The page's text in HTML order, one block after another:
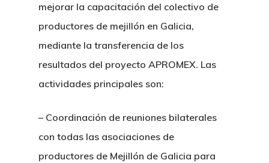
mejorar la capacitación del colectivo de
productores de mejillón en Galicia,
mediante la transferencia de los
resultados del proyecto APROMEX. Las
actividades principales son:
– Coordinación de reuniones bilaterales
con todas las asociaciones de
productores de Mejillón de Galicia para